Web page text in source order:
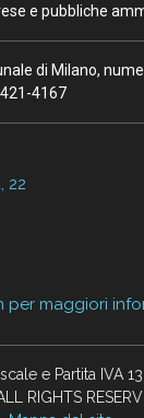
e pubbliche
di Milano,
4167
22
per maggiori
e Partita IVA
RIGHTS